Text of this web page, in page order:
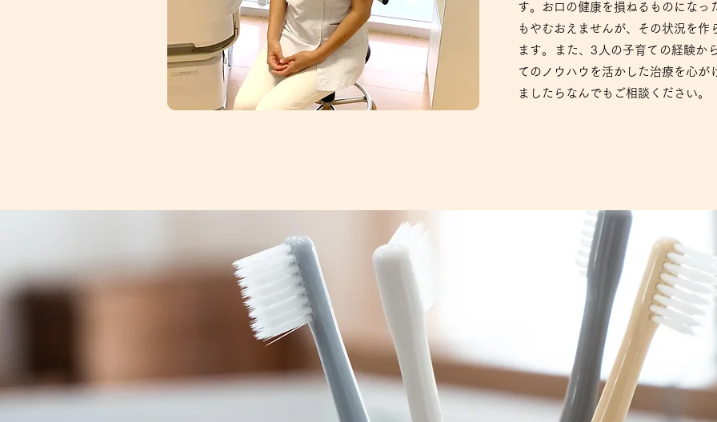
す。お口の健康を損ねるものになっ
もやむおえませんが、その状況を
ます。また、3人の子育ての経験か
てのノウハウを活かした治療を心
ましたらなんでもご相談ください。